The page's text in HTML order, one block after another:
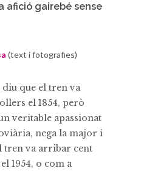
afició gairebé sense
(text i fotografies)
que el tren va
el 1854, però
veritable apassionat
nega la major i
tren va arribar cent
1954, o com a